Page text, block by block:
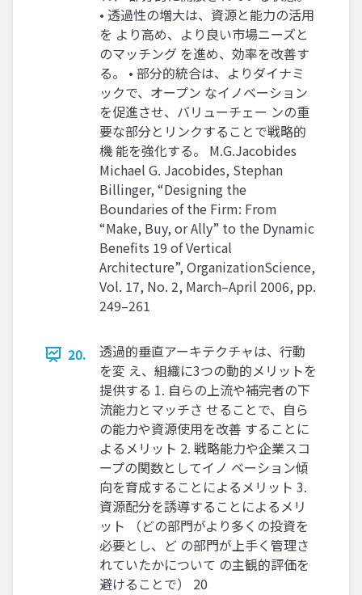
• 透過性の増大は、資源と能力の活用
を より高め、より良い市場ニーズと
のマッチング を進め、効率を改善す
る。 • 部分的統合は、よりダイナミ
ックで、オープン なイノベーション
を促進させ、バリューチェー ンの重
要な部分とリンクすることで戦略的
機 能を強化する。 M.G.Jacobides
Michael G. Jacobides, Stephan
Billinger, “Designing the
Boundaries of the Firm: From
“Make, Buy, or Ally” to the Dynamic
Benefits 19 of Vertical
Architecture”, OrganizationScience,
Vol. 17, No. 2, March–April 2006, pp.
249–261
20.
透過的垂直アーキテクチャは、行動
を変 え、組織に3つの動的メリットを
提供する 1. 自らの上流や補完者の下
流能力とマッチさ せることで、自ら
の能力や資源使用を改善 することに
よるメリット 2. 戦略能力や企業スコ
ープの関数としてイノ ベーション傾
向を育成することによるメリット 3.
資源配分を誘導することによるメリ
ット （どの部門がより多くの投資を
必要とし、ど の部門が上手く管理さ
れていたかについて の主観的評価を
避けることで） 20